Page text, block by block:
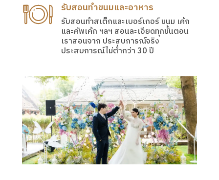
รับสอนทำขนมและอาหาร
รับสอนทำสเต็กและเบอร์เกอร์ ขนม เค้ก
และคัพเค้ก ฯลฯ สอนละเอียดทุกขั้นตอน
เราสอนจาก ประสบการณ์จริง
ประสบการณ์ไม่ต่ำกว่า 30 ปี